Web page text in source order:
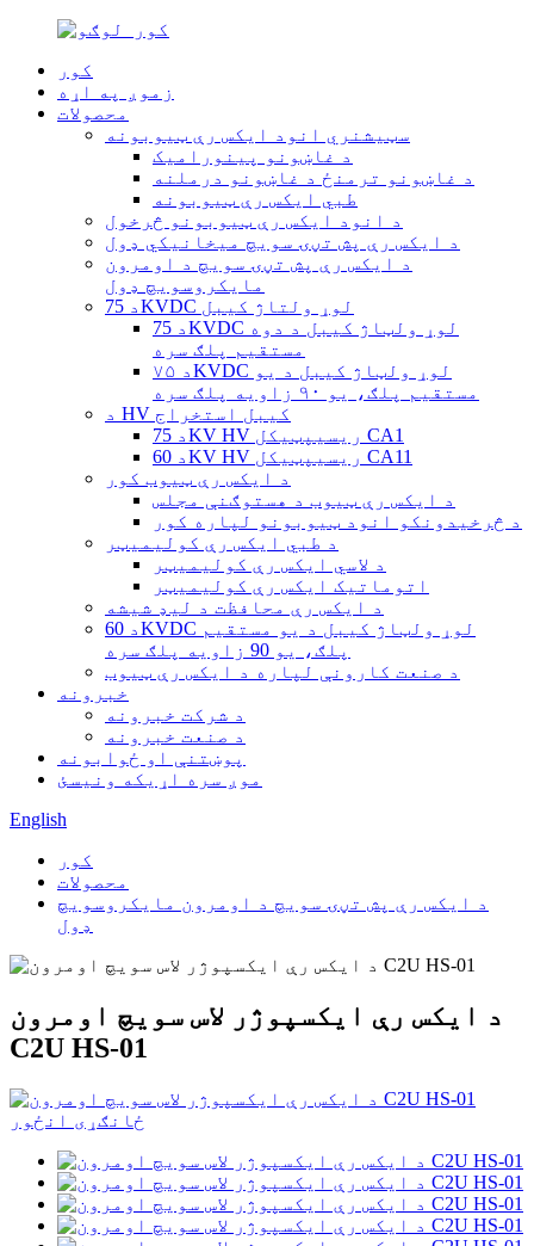
کور
زموږ په اړه
محصولات
سټیشنري انود ایکس رې ټیوبونه
د غاښونو پینورامیک
د غاښونو ترمنځ د غاښونو درملنه
طبي ایکس رې ټیوبونه
د انود ایکس رې ټیوبونو څرخول
د ایکس رې پش تڼۍ سویچ میخانیکي ډول
د ایکس رې پش تڼۍ سویچ د اومرون
مایکروسویچ ډول
د 75KVDC لوړ ولتاژ کیبل
د 75KVDC لوړ ولټاژ کیبل د دوه
مستقیم پلګ سره
د ۷۵KVDC لوړ ولټاژ کیبل د یو
مستقیم پلګ، یو ۹۰ زاویه پلګ سره
د HV کیبل استخراج
د 75KV HV ریسیپټیکل CA1
د 60KV HV ریسیپټیکل CA11
د ایکس رې ټیوب کور
د ایکس رې ټیوب د هستوګنې مجلس
د څرخیدونکو انود ټیوبونو لپاره کور
د طبي ایکس رې کولیمیټر
د لاسي ایکس رې کولیمیټر
اتوماتیک ایکس رې کولیمیټر
د ایکس رې محافظت د لیډ شیشه
د 60KVDC لوړ ولټاژ کیبل د یو مستقیم
پلګ، یو 90 زاویه پلګ سره
د صنعت کارونې لپاره د ایکس رې ټیوب
خبرونه
د شرکت خبرونه
د صنعت خبرونه
پوښتنې او ځوابونه
موږ سره اړیکه ونیسئ
English
کور
محصولات
د ایکس رې پش تڼۍ سویچ د اومرون مایکروسویچ
ډول
د ایکس رې ایکسپوژر لاس سویچ اومرون
C2U HS-01